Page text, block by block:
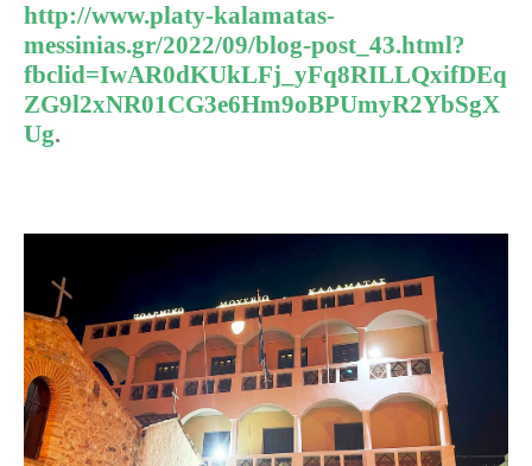
http://www.platy-kalamatas-
messinias.gr/2022/09/blog-post_43.html?
fbclid=IwAR0dKUkLFj_yFq8RILLQxifDEq
ZG9l2xNR01CG3e6Hm9oBPUmyR2YbSgX
Ug.